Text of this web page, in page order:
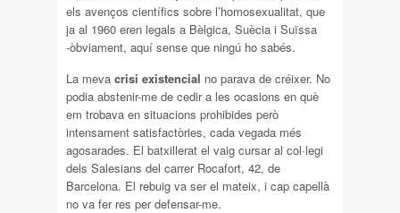
els avenços científics sobre l’homosexualitat, que
ja al 1960 eren legals a Bèlgica, Suècia i Suïssa
-òbviament, aquí sense que ningú ho sabés.
La meva crisi existencial no parava de créixer. No
podia abstenir-me de cedir a les ocasions en què
em trobava en situacions prohibides però
intensament satisfactòries, cada vegada més
agosarades. El batxillerat el vaig cursar al col·legi
dels Salesians del carrer Rocafort, 42, de
Barcelona. El rebuig va ser el mateix, i cap capellà
no va fer res per defensar-me.